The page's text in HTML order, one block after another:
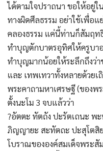
ได้ตามใจปราถนา ขอให้อยู่
ทางผิดศีลธรรม อย่าใช้เพื่อ
คลองธรรม แค่นี้ท่านก็สัมฤท
ทำบุญตักบาตรอุทิศให้ครูบา
ทำบุญมากน้อยให้ระลึกถึงว่
และ เทพเทวาทั้งหลายด้วยเ
พระคาถามหาเศรษฐี (ของพ
ตั้งนะโม 3 จบแล้วว่า
?อัตตะ ทัตถัง ปะรัตเถนะ พ
ภิญญายะ สะทัตถะ ปะสุโตสิ
โบราณขององค์สมเด็จพระสั